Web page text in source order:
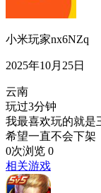
小米玩家nx6NZq
2025年10月25日
云南
玩过3分钟
我最喜欢玩的就是
希望一直不会下架
0次浏览 0
相关游戏